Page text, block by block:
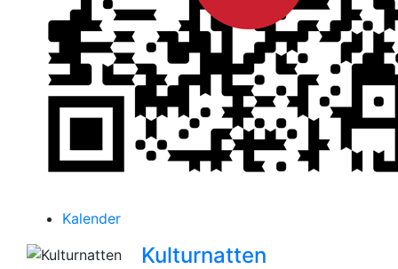
Kalender
Kulturnatten